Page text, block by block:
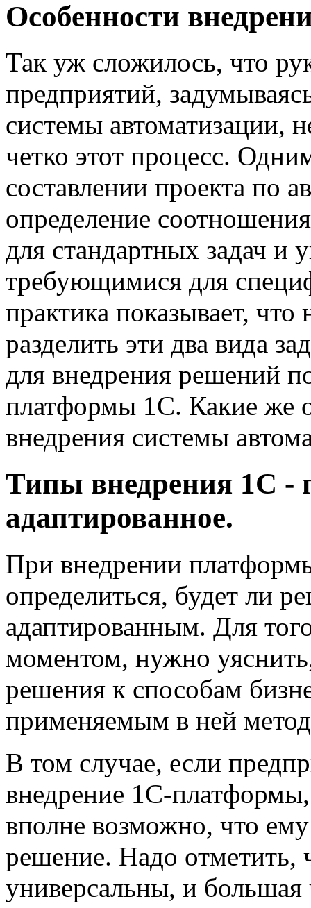
Особенности
Так уж сложилось, что
предприятий,
системы автоматизации,
четко этот процесс.
составлении проекта по
определение
для стандартных задач
требующимися для
практика показывает, что
разделить эти два вида
для внедрения решений
платформы 1C. Какие же
внедрения системы
Типы внедрения 1C -
адаптированное.
При внедрении
определиться, будет ли
адаптированным. Для
моментом, нужно
решения к способам
применяемым в ней
В том случае, если
внедрение 1C-
вполне возможно, что
решение. Надо отметить,
универсальны, и большая